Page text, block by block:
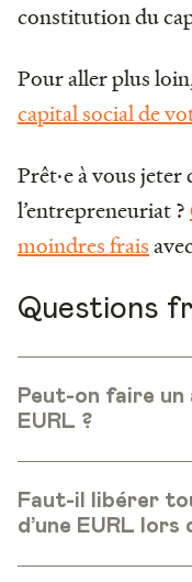
constitution du
Pour aller plus
capital social de
Prêt·e à vous jeter
l’entrepreneuriat ?
moindres frais
Questions
Peut-on faire
EURL ?
Faut-il libérer
d’une EURL